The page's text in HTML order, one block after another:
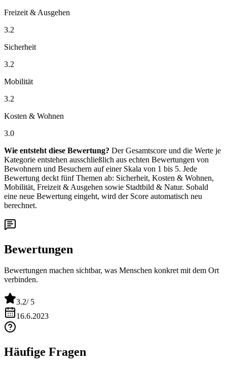
Freizeit & Ausgehen
3.2
Sicherheit
3.2
Mobilität
3.2
Kosten & Wohnen
3.0
Wie entsteht diese Bewertung? Der Gesamtscore und die Werte je
Kategorie entstehen ausschließlich aus echten Bewertungen von
Bewohnern und Besuchern auf einer Skala von 1 bis 5. Jede
Bewertung deckt fünf Themen ab: Sicherheit, Kosten & Wohnen,
Mobilität, Freizeit & Ausgehen sowie Stadtbild & Natur. Sobald
eine neue Bewertung eingeht, wird der Score automatisch neu
berechnet.
Bewertungen
Bewertungen machen sichtbar, was Menschen konkret mit dem Ort
verbinden.
3.2/ 5
16.6.2023
Häufige Fragen